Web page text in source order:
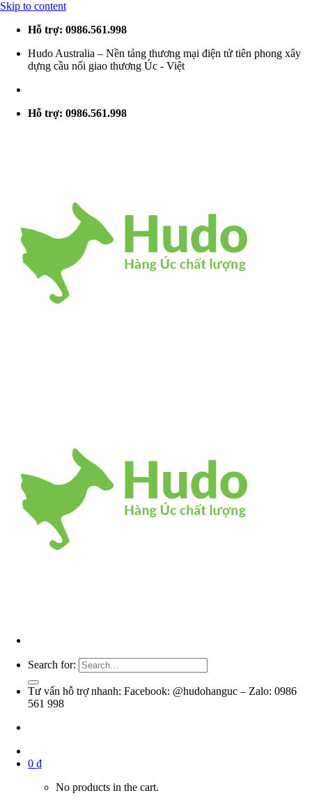
Skip to content
Hỗ trợ: 0986.561.998
Hudo Australia – Nền tảng thương mại điện tử tiên phong xây
dựng cầu nối giao thương Úc - Việt
Hỗ trợ: 0986.561.998
Search for:
Tư vấn hỗ trợ nhanh: Facebook: @hudohanguc – Zalo: 0986
561 998
0 ₫
No products in the cart.